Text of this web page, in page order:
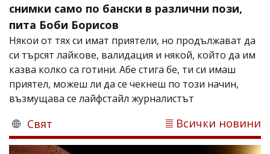
снимки само по бански в различни пози,
пита Боби Борисов
Някои от тях си имат приятели, но продължават да
си търсят лайкове, валидация и някой, който да им
казва колко са готини. Абе стига бе, ти си имаш
приятел, можеш ли да се чекнеш по този начин,
възмущава се лайфстайл журналистът
Свят Всички новини